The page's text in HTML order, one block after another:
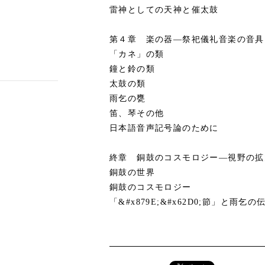
雷神としての天神と催太鼓
第４章 楽の器―祭祀儀礼音楽の音
「カネ」の類
鐘と鈴の類
太鼓の類
雨乞の甕
笛、琴その他
日本語音声記号論のために
終章 銅鼓のコスモロジー―視野の
銅鼓の世界
銅鼓のコスモロジー
「&#x879E;&#x62D0;節」と雨乞の